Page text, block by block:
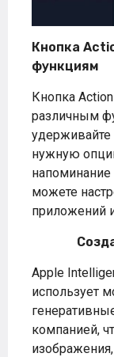
Кнопка
функциям
Кнопка
различным
удерживайте
нужную
можете
приложений
Apple
использует
компанией,